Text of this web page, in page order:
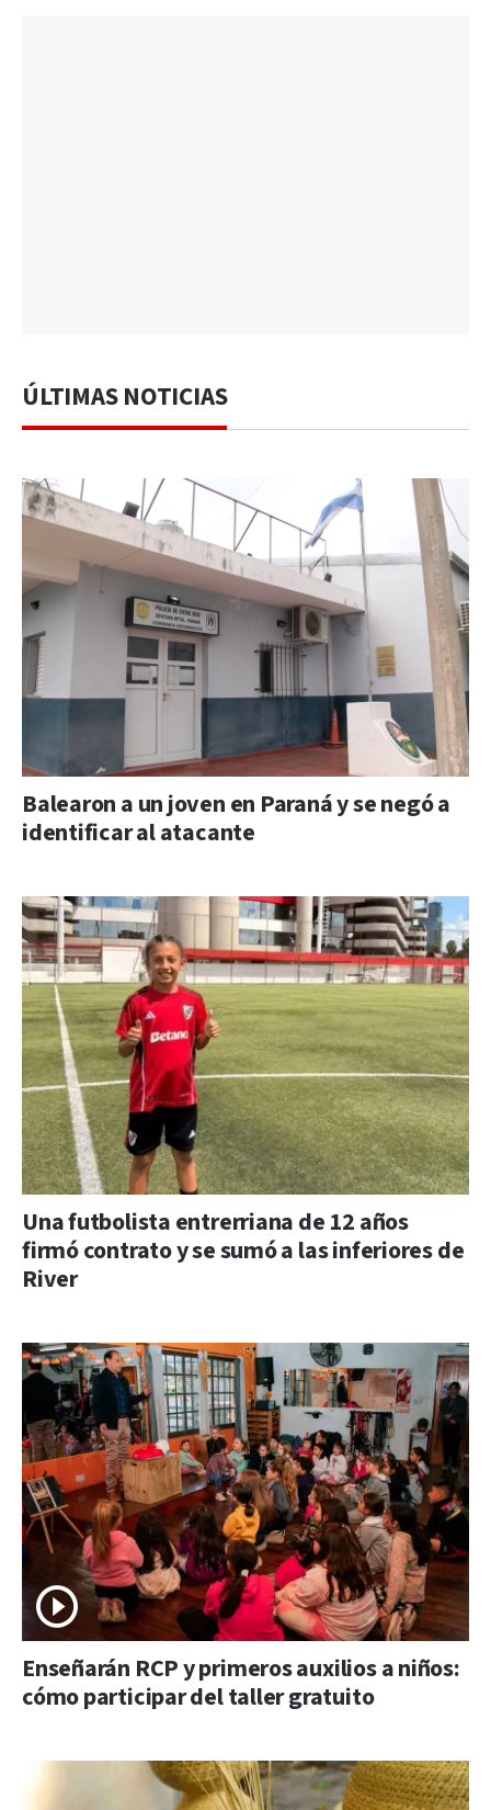
ÚLTIMAS NOTICIAS
Balearon a un joven en Paraná y se negó a
identificar al atacante
Una futbolista entrerriana de 12 años
firmó contrato y se sumó a las inferiores de
River
Enseñarán RCP y primeros auxilios a niños:
cómo participar del taller gratuito